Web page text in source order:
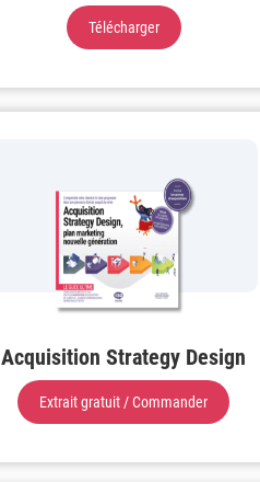
Télécharger
Acquisition Strategy Design
Extrait gratuit / Commander